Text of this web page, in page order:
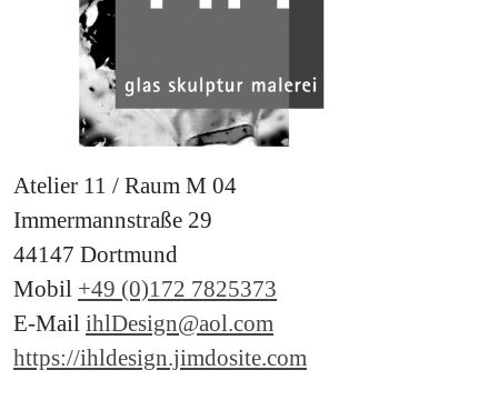
Atelier 11 / Raum M 04
Immermannstraße 29
44147 Dortmund
Mobil +49 (0)172 7825373
E-Mail ihlDesign@aol.com
https://ihldesign.jimdosite.com